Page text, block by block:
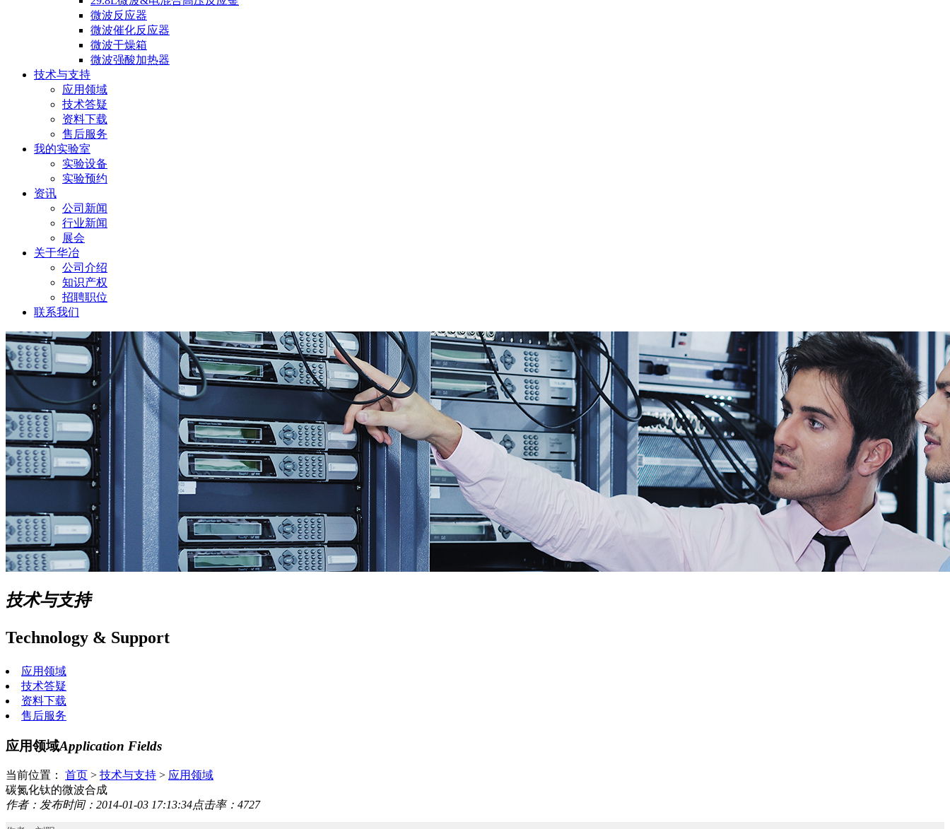
微波反应器
微波催化反应器
微波干燥箱
微波强酸加热器
技术与支持
应用领域
技术答疑
资料下载
售后服务
我的实验室
实验设备
实验预约
资讯
公司新闻
行业新闻
展会
关于华冶
公司介绍
知识产权
招聘职位
联系我们
技术与支持
Technology & Support
应用领域
技术答疑
资料下载
售后服务
应用领域Application Fields
当前位置： 首页 > 技术与支持 > 应用领域
碳氮化钛的微波合成
作者： 发布时间：2014-01-03 17:13:34点击率：4727